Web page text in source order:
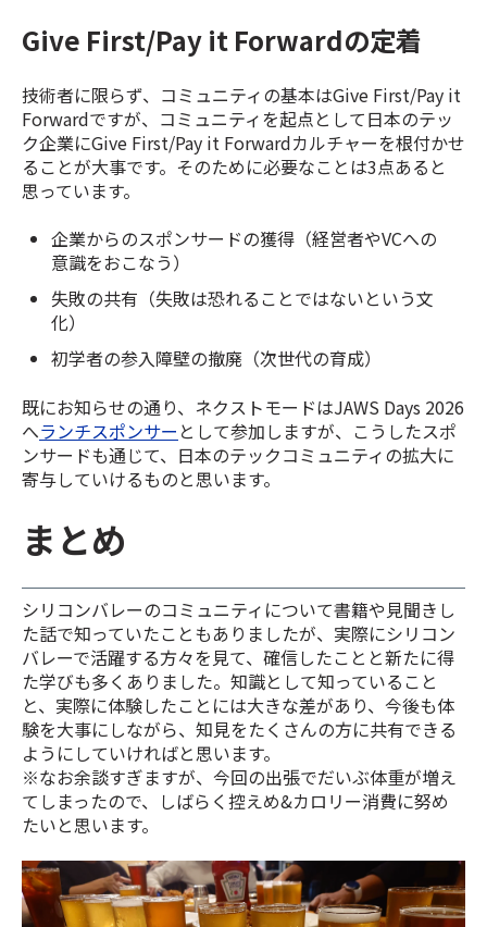
Give First/Pay it Forwardの定着
技術者に限らず、コミュニティの基本はGive First/Pay it
Forwardですが、コミュニティを起点として日本のテッ
ク企業にGive First/Pay it Forwardカルチャーを根付かせ
ることが大事です。そのために必要なことは3点あると
思っています。
企業からのスポンサードの獲得（経営者やVCへの
意識をおこなう）
失敗の共有（失敗は恐れることではないという文
化）
初学者の参入障壁の撤廃（次世代の育成）
既にお知らせの通り、ネクストモードはJAWS Days 2026
へランチスポンサー として参加しますが、こうしたスポ
ンサードも通じて、日本のテックコミュニティの拡大に
寄与していけるものと思います。
まとめ
シリコンバレーのコミュニティについて書籍や見聞きし
た話で知っていたこともありましたが、実際にシリコン
バレーで活躍する方々を見て、確信したことと新たに得
た学びも多くありました。知識として知っていること
と、実際に体験したことには大きな差があり、今後も体
験を大事にしながら、知見をたくさんの方に共有できる
ようにしていければと思います。
※なお余談すぎますが、今回の出張でだいぶ体重が増え
てしまったので、しばらく控えめ&カロリー消費に努め
たいと思います。